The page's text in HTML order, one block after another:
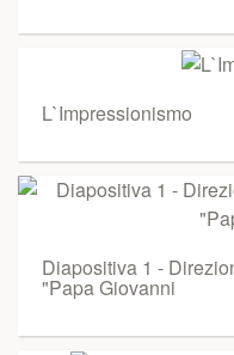
L`Impressionismo
Diapositiva 1 -
"Papa Giovanni